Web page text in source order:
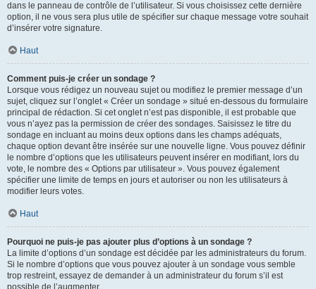
dans le panneau de contrôle de l’utilisateur. Si vous choisissez cette dernière
option, il ne vous sera plus utile de spécifier sur chaque message votre souhait
d’insérer votre signature.
Haut
Comment puis-je créer un sondage ?
Lorsque vous rédigez un nouveau sujet ou modifiez le premier message d’un
sujet, cliquez sur l’onglet « Créer un sondage » situé en-dessous du formulaire
principal de rédaction. Si cet onglet n’est pas disponible, il est probable que
vous n’ayez pas la permission de créer des sondages. Saisissez le titre du
sondage en incluant au moins deux options dans les champs adéquats,
chaque option devant être insérée sur une nouvelle ligne. Vous pouvez définir
le nombre d’options que les utilisateurs peuvent insérer en modifiant, lors du
vote, le nombre des « Options par utilisateur ». Vous pouvez également
spécifier une limite de temps en jours et autoriser ou non les utilisateurs à
modifier leurs votes.
Haut
Pourquoi ne puis-je pas ajouter plus d’options à un sondage ?
La limite d’options d’un sondage est décidée par les administrateurs du forum.
Si le nombre d’options que vous pouvez ajouter à un sondage vous semble
trop restreint, essayez de demander à un administrateur du forum s’il est
possible de l’augmenter.